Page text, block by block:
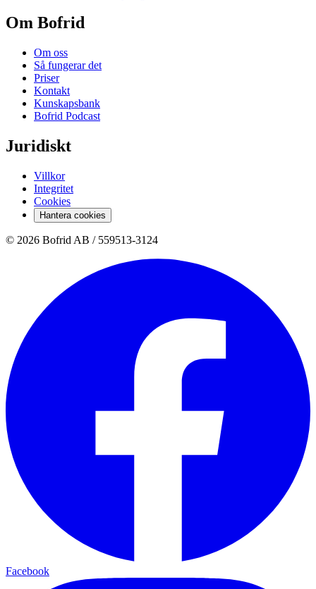
Om Bofrid
Om oss
Så fungerar det
Priser
Kontakt
Kunskapsbank
Bofrid Podcast
Juridiskt
Villkor
Integritet
Cookies
Hantera cookies
© 2026 Bofrid AB / 559513-3124
Facebook